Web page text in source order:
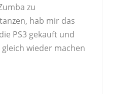
zu
hab mir das
PS3 gekauft und
wieder machen